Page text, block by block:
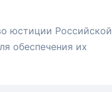
юстиции Российской
обеспечения их